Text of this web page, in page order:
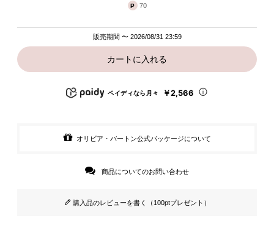
70
販売期間 〜 2026/08/31 23:59
カートに入れる
ペイディなら月々 ￥2,566
オリビア・バートン公式パッケージについて
商品についてのお問い合わせ
購入品のレビューを書く（100ptプレゼント）